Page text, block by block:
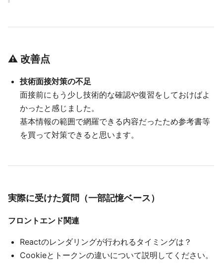
⚠ 改善点
技術面接対策の不足
面接前にもう少し技術的な確認や復習をしておけばよ
かったと感じました。
基本情報の範囲で網羅できる内容だったため参考書等
を買って対策できると思います。
実際に受けた質問（一部記憶ベース）
フロントエンド関連
Reactのレンダリングが行われるタイミングは？
Cookieとトークンの違いについて説明してください。